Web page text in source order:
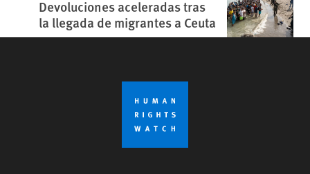
Devoluciones aceleradas tras
la llegada de migrantes a Ceuta